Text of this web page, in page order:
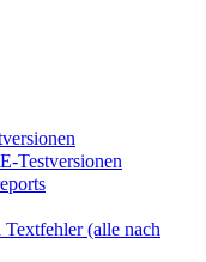
Testversionen
(alle nach